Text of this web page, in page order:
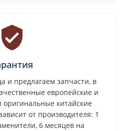
и предлагаем запчасти, в
европейские и
оригинальные китайские
от производителя: 1
6 месяцев на